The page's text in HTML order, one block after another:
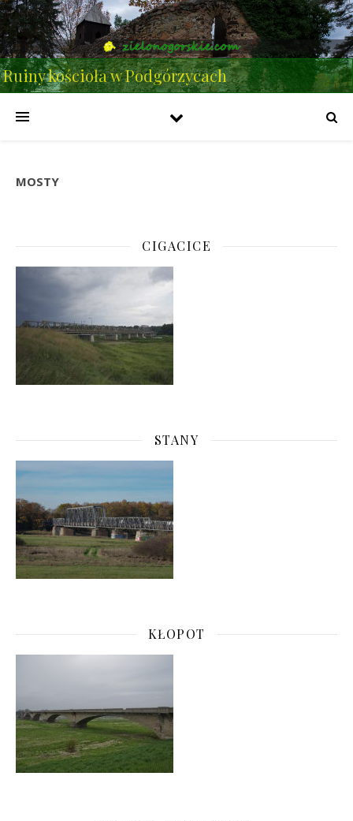
Ruiny kościoła w Podgórzycach
MOSTY
CIGACICE
STANY
KŁOPOT